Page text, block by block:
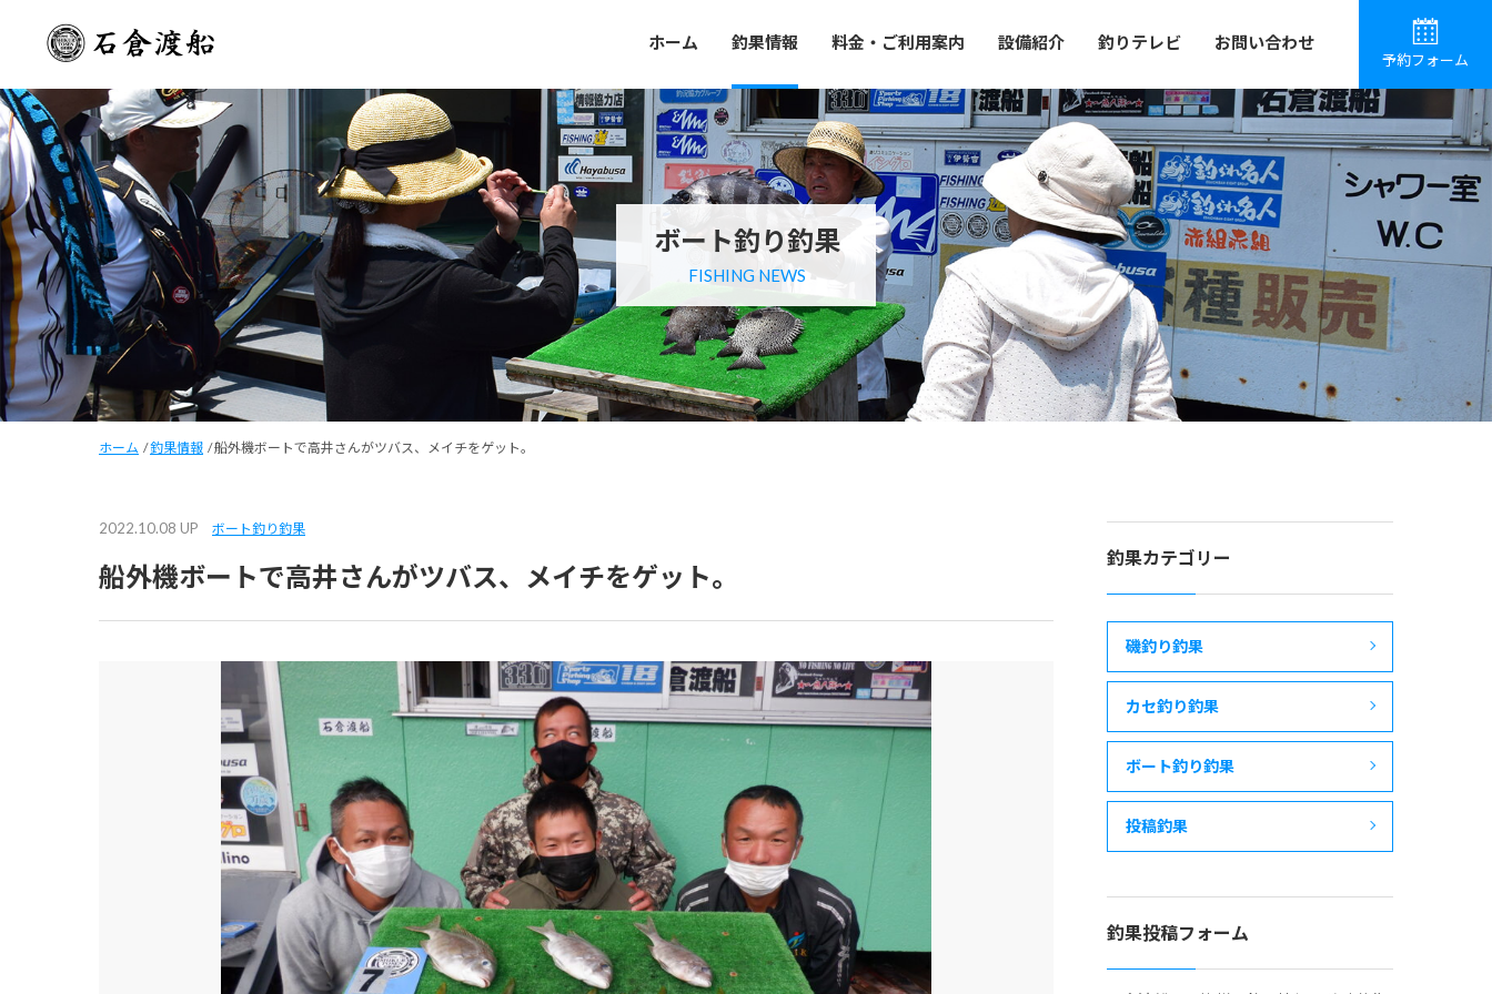
ホーム 釣果情報 料金・ご利用案内 設備紹介 釣りテレビ お問い合わせ
予約フォーム
ボート釣り釣果
FISHING NEWS
ホーム /釣果情報 /船外機ボートで高井さんがツバス、メイチをゲット。
2022.10.08 UP ボート釣り釣果
船外機ボートで高井さんがツバス、メイチをゲット。
釣果カテゴリー
磯釣り釣果
カセ釣り釣果
ボート釣り釣果
投稿釣果
釣果投稿フォーム